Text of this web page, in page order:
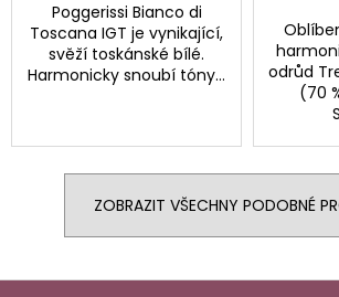
Poggerissi Bianco di
Toscana IGT je vynikající,
svěží toskánské bílé.
Harmonicky snoubí tóny...
odrůd
(70
ZOBRAZIT VŠECHNY PODOBNÉ